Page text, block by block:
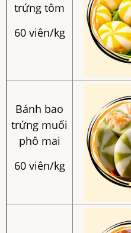
trứng tôm
60 viên/kg
Bánh bao
trứng muối
phô mai
60 viên/kg